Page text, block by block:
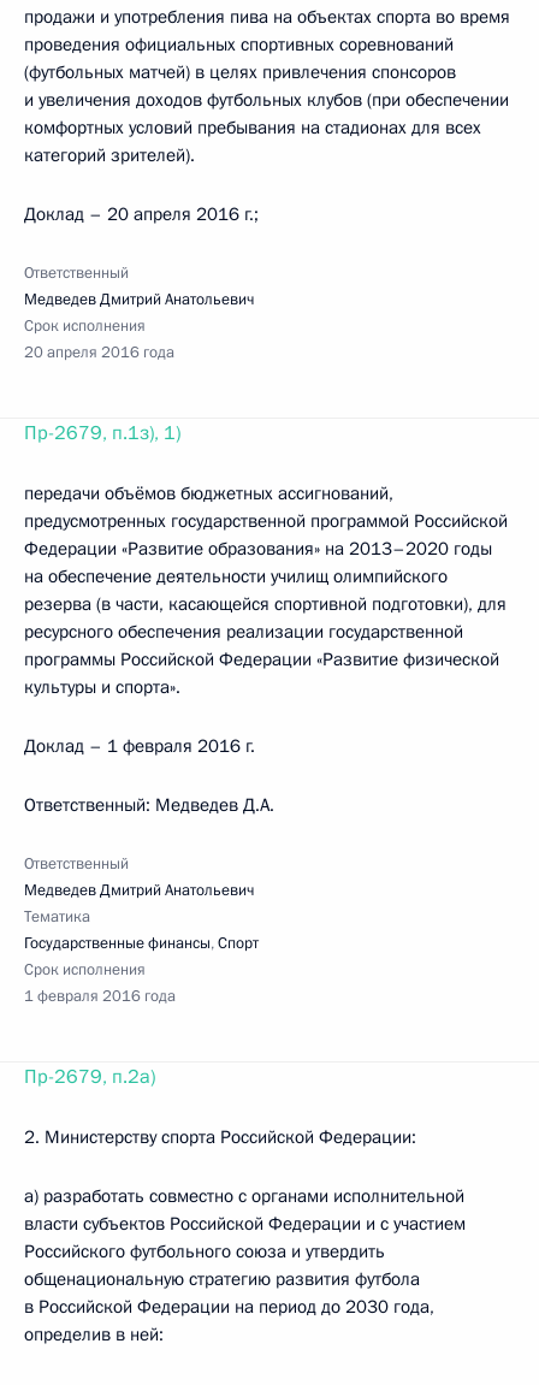
продажи и употребления пива на объектах спорта во время
проведения официальных спортивных соревнований
(футбольных матчей) в целях привлечения спонсоров
и увеличения доходов футбольных клубов (при обеспечении
комфортных условий пребывания на стадионах для всех
категорий зрителей).
Доклад – 20 апреля 2016 г.;
Ответственный
Медведев Дмитрий Анатольевич
Срок исполнения
20 апреля 2016 года
Пр-2679, п.1з), 1)
передачи объёмов бюджетных ассигнований,
предусмотренных государственной программой Российской
Федерации «Развитие образования» на 2013–2020 годы
на обеспечение деятельности училищ олимпийского
резерва (в части, касающейся спортивной подготовки), для
ресурсного обеспечения реализации государственной
программы Российской Федерации «Развитие физической
культуры и спорта».
Доклад – 1 февраля 2016 г.
Ответственный: Медведев Д.А.
Ответственный
Медведев Дмитрий Анатольевич
Тематика
Государственные финансы,Спорт
Срок исполнения
1 февраля 2016 года
Пр-2679, п.2а)
2. Министерству спорта Российской Федерации:
а) разработать совместно с органами исполнительной
власти субъектов Российской Федерации и с участием
Российского футбольного союза и утвердить
общенациональную стратегию развития футбола
в Российской Федерации на период до 2030 года,
определив в ней: